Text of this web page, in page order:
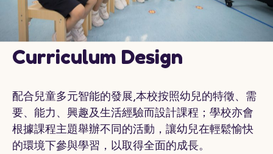
Curriculum Design
配合兒童多元智能的發展,本校按照幼兒的特徵、需
要、能力、興趣及生活經驗而設計課程；學校亦會
根據課程主題舉辦不同的活動，讓幼兒在輕鬆愉快
的環境下參與學習，以取得全面的成長。